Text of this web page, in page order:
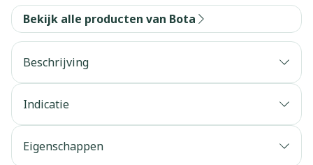
Bekijk alle producten van Bota
Beschrijving
Indicatie
Eigenschappen